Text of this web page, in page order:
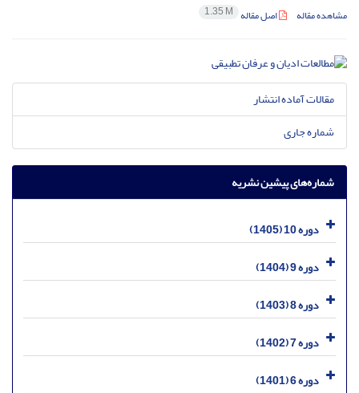
مشاهده مقاله اصل مقاله 1.35 M
مقالات آماده انتشار
شماره جاری
شماره‌های پیشین نشریه
دوره 10 (1405)
دوره 9 (1404)
دوره 8 (1403)
دوره 7 (1402)
دوره 6 (1401)